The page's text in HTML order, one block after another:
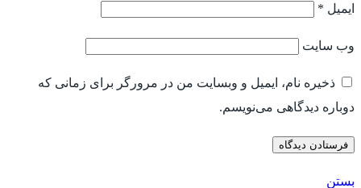
ایمیل *
وب‌ سایت
ذخیره نام، ایمیل و وبسایت من در مرورگر برای زمانی که
دوباره دیدگاهی می‌نویسم.
بستن